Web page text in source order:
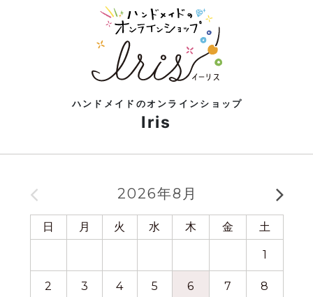
ハンドメイドのオンラインショップ
Iris
2026年8月
日 月 火 水 木 金 土
1
2 3 4 5 6 7 8